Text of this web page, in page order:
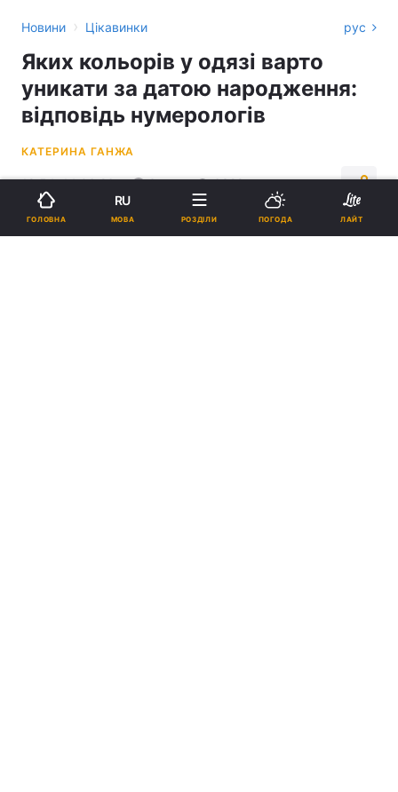
Новини › Цікавинки рус
Яких кольорів у одязі варто
уникати за датою народження:
відповідь нумерологів
КАТЕРИНА ГАНЖА
19:54, 14.06.26 3 хв. 6328
Підпишіться на нас в Google
ГОЛОВНА
RU
МОВА РОЗДІЛИ ПОГОДА ЛАЙТ